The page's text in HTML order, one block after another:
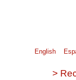
English
>